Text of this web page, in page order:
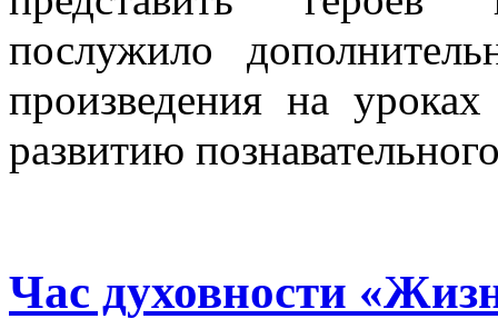
послужило
произведения на
развитию
Час духовности